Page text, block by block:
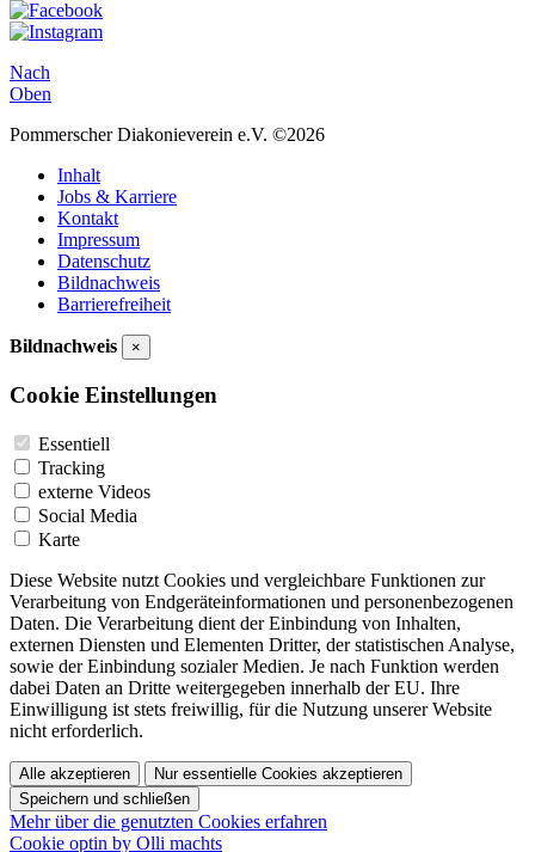
Nach
Oben
Pommerscher Diakonieverein e.V. ©2026
Inhalt
Jobs & Karriere
Kontakt
Impressum
Datenschutz
Bildnachweis
Barrierefreiheit
Bildnachweis ×
Cookie Einstellungen
Essentiell
Tracking
externe Videos
Social Media
Karte
Diese Website nutzt Cookies und vergleichbare Funktionen zur
Verarbeitung von Endgeräteinformationen und personenbezogenen
Daten. Die Verarbeitung dient der Einbindung von Inhalten,
externen Diensten und Elementen Dritter, der statistischen Analyse,
sowie der Einbindung sozialer Medien. Je nach Funktion werden
dabei Daten an Dritte weitergegeben innerhalb der EU. Ihre
Einwilligung ist stets freiwillig, für die Nutzung unserer Website
nicht erforderlich.
Alle akzeptieren
Nur essentielle Cookies akzeptieren
Speichern und schließen
Mehr über die genutzten Cookies erfahren
Cookie optin by Olli machts